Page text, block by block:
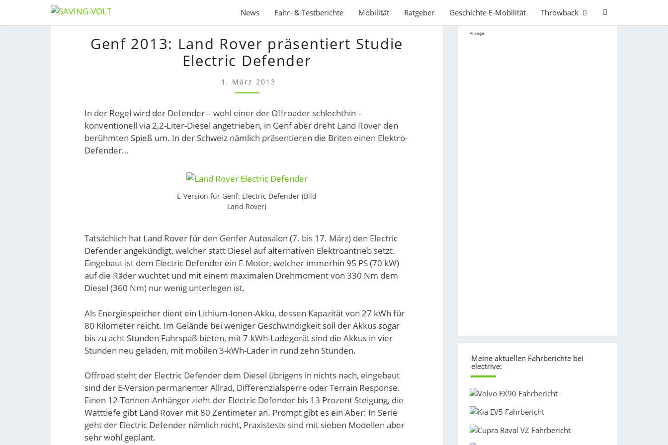
Skip
News Fahr- & Testberichte Mobilität Ratgeber Geschichte E-Mobilität Throwback
Search
2013:
LAND
ROVER
PRÄSENTIERT
STUDIE
DEFENDER
Genf 2013: Land Rover präsentiert Studie
Electric Defender
1. März 2013
In der Regel wird der Defender – wohl einer der Offroader schlechthin –
konventionell via 2,2-Liter-Diesel angetrieben, in Genf aber dreht Land Rover den
berühmten Spieß um. In der Schweiz nämlich präsentieren die Briten einen Elektro-
Defender…
E-Version für Genf: Electric Defender (Bild
Land Rover)
Tatsächlich hat Land Rover für den Genfer Autosalon (7. bis 17. März) den Electric
Defender angekündigt, welcher statt Diesel auf alternativen Elektroantrieb setzt.
Eingebaut ist dem Electric Defender ein E-Motor, welcher immerhin 95 PS (70 kW)
auf die Räder wuchtet und mit einem maximalen Drehmoment von 330 Nm dem
Diesel (360 Nm) nur wenig unterlegen ist.
Als Energiespeicher dient ein Lithium-Ionen-Akku, dessen Kapazität von 27 kWh für
80 Kilometer reicht. Im Gelände bei weniger Geschwindigkeit soll der Akkus sogar
bis zu acht Stunden Fahrspaß bieten, mit 7-kWh-Ladegerät sind die Akkus in vier
Stunden neu geladen, mit mobilen 3-kWh-Lader in rund zehn Stunden.
Offroad steht der Electric Defender dem Diesel übrigens in nichts nach, eingebaut
sind der E-Version permanenter Allrad, Differenzialsperre oder Terrain Response.
Einen 12-Tonnen-Anhänger zieht der Electric Defender bis 13 Prozent Steigung, die
Watttiefe gibt Land Rover mit 80 Zentimeter an. Prompt gibt es ein Aber: In Serie
geht der Electric Defender nämlich nicht, Praxistests sind mit sieben Modellen aber
sehr wohl geplant.
Anzeige:
Meine aktuellen Fahrberichte bei
electrive: